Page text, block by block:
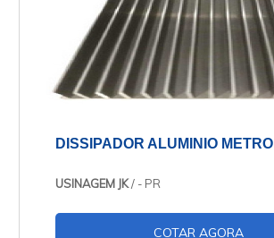
DISSIPADOR ALUMINIO METRO
USINAGEM JK/ - PR
COTAR AGORA